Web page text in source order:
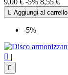
 Aggiungi al carrello
-5%
 |
